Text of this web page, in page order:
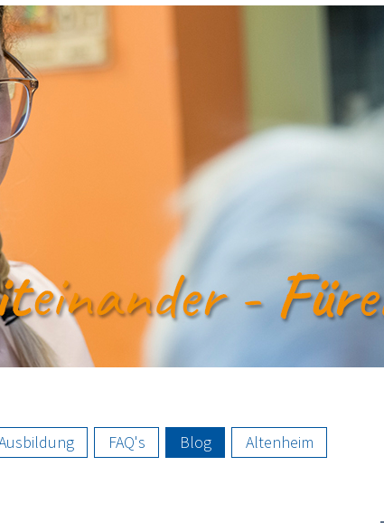
FAQ's Blog Altenheim